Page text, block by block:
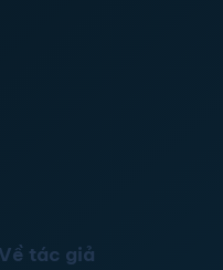
Về tác giả